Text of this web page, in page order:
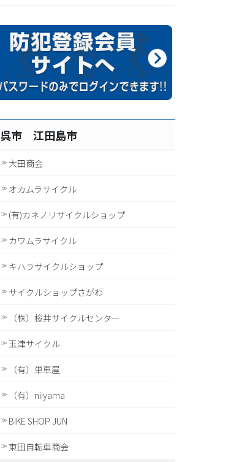
呉市 江田島市
大田商会
オカムラサイクル
(有)カネノリサイクルショップ
カワムラサイクル
キハラサイクルショップ
サイクルショップさがわ
（株）桜井サイクルセンター
玉津サイクル
（有）単車屋
（有）niiyama
BIKE SHOP JUN
東田自転車商会